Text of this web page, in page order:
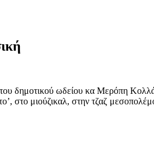
δημοτικού ωδείου κα Μερόπη
στο μιούζικαλ, στην τζαζ